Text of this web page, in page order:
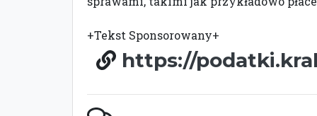
+Tekst Sponsorowany+
https://